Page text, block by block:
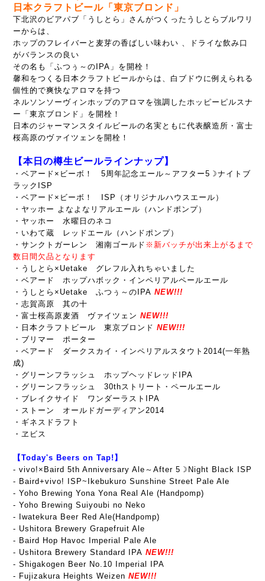
日本クラフトビール「東京ブロンド」
下北沢のビアパブ「うしとら」さんがつくったうしとらブルワリ
ーからは、
ホップのフレイバーと麦芽の香ばしい味わい 、ドライな飲み口
がバランスの良い
その名も「ふつぅ～のIPA」を開栓！
馨和をつくる日本クラフトビールからは、白ブドウに例えられる
個性的で爽快なアロマを持つ
ネルソンソーヴィンホップのアロマを強調したホッピーピルスナ
ー「東京ブロンド」を開栓！
日本のジャーマンスタイルビールの名実ともに代表醸造所・富士
桜高原のヴァイツェンを開栓！
【本日の樽生ビールラインナップ】
・ベアード×ビーボ！ 5周年記念エール～ アフター5☽ナイトブ
ラックISP
・ベアード×ビーボ！ ISP（ オリジナルハウスエール）
・ヤッホー よなよなリアルエール（ハンドポンプ）
・ヤッホー 水曜日のネコ
・いわて蔵 レッドエール（ハンドポンプ）
・サンクトガーレン 湘南ゴールド ※新バッチが出来上がるまで
数日間欠品となります
・うしとら×Uetake グレフル入れちゃいました
・ベアード ホップハボック・インペリアルペールエール
・うしとら×Uetake ふつぅ～のIPA NEW!!!
・志賀高原 其の十
・富士桜高原麦酒 ヴァイツェン NEW!!!
・日本クラフトビール 東京ブロンド NEW!!!
・ブリマー ポーター
・ベアード ダークスカイ・インペリアルスタウト2014(一年熟
成)
・グリーンフラッシュ ホップヘッドレッドIPA
・グリーンフラッシュ 30thストリート・ペールエール
・ブレイクサイド ワンダーラストIPA
・ストーン オールドガーディアン2014
・ギネスドラフト
・ヱビス
【Today's Beers on Tap!】
- vivo!×Baird 5th Anniversary Ale～After 5☽Night Black ISP
- Baird+vivo! ISP~Ikebukuro Sunshine Street Pale Ale
- Yoho Brewing Yona Yona Real Ale (Handpomp)
- Yoho Brewing Suiyoubi no Neko
- Iwatekura Beer Red Ale(Handpomp)
- Ushitora Brewery Grapefruit Ale
- Baird Hop Havoc Imperial Pale Ale
- Ushitora Brewery Standard IPA NEW!!!
- Shigakogen Beer No.10 Imperial IPA
- Fujizakura Heights Weizen NEW!!!